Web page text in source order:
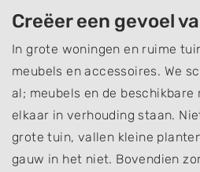
Creëer een gevoel
In grote woningen en ruime
meubels en accessoires. We
al; meubels en de
elkaar in verhouding staan.
grote tuin, vallen kleine
gauw in het niet. Bovendien